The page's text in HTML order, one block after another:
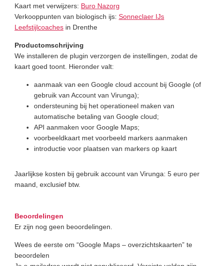
Kaart met verwijzers: Buro Nazorg
Verkooppunten van biologisch ijs: Sonneclaer IJs
Leefstijlcoaches in Drenthe
Productomschrijving
We installeren de plugin verzorgen de instellingen, zodat de
kaart goed toont. Hieronder valt:
aanmaak van een Google cloud account bij Google (of
gebruik van Account van Virunga);
ondersteuning bij het operationeel maken van
automatische betaling van Google cloud;
API aanmaken voor Google Maps;
voorbeeldkaart met voorbeeld markers aanmaken
introductie voor plaatsen van markers op kaart
Jaarlijkse kosten bij gebruik account van Virunga: 5 euro per
maand, exclusief btw.
Beoordelingen
Er zijn nog geen beoordelingen.
Wees de eerste om “Google Maps – overzichtskaarten” te
beoordelen